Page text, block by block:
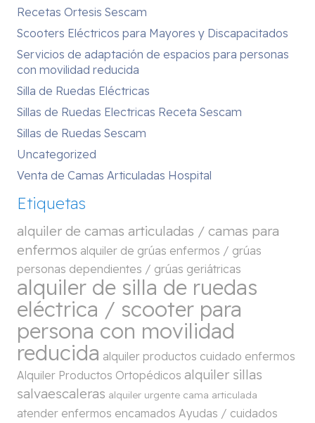
Recetas Ortesis Sescam
Scooters Eléctricos para Mayores y Discapacitados
Servicios de adaptación de espacios para personas
con movilidad reducida
Silla de Ruedas Eléctricas
Sillas de Ruedas Electricas Receta Sescam
Sillas de Ruedas Sescam
Uncategorized
Venta de Camas Articuladas Hospital
Etiquetas
alquiler de camas articuladas / camas para
enfermos alquiler de grúas enfermos / grúas
personas dependientes / grúas geriátricas
alquiler de silla de ruedas
eléctrica / scooter para
persona con movilidad
reducida alquiler productos cuidado enfermos
Alquiler Productos Ortopédicos alquiler sillas
salvaescaleras alquiler urgente cama articulada
atender enfermos encamados Ayudas / cuidados